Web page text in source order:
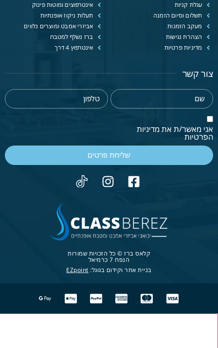
עגלת קניות
תשלום וסיום הזמנה
מעקב הזמנות
הצהרת נגישות
מדיניות פרטיות
אינטרפוצים ומוטות פינוק
תעלות ניקוז אופנתיות
אביזרי אמבט ומוצרים נלווים
ברז נשלף למטבח
אינטרפוץ 4 דרך
צור קשר
אני מאשר/ת את מדיניות
הפרטיות
שליחת פרטים
קלאס ברז © כל הזכויות שמורות
הנפח 7 כרמיאל
בניית אתר וקידום בגוגל: EZpoint